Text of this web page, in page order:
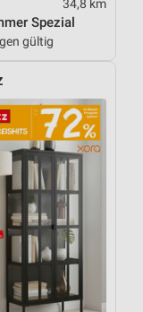
34,8 km
Spezial
gültig